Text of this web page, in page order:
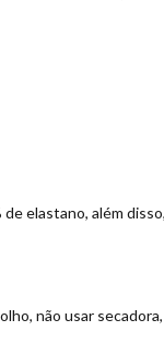
elastano, além
não usar